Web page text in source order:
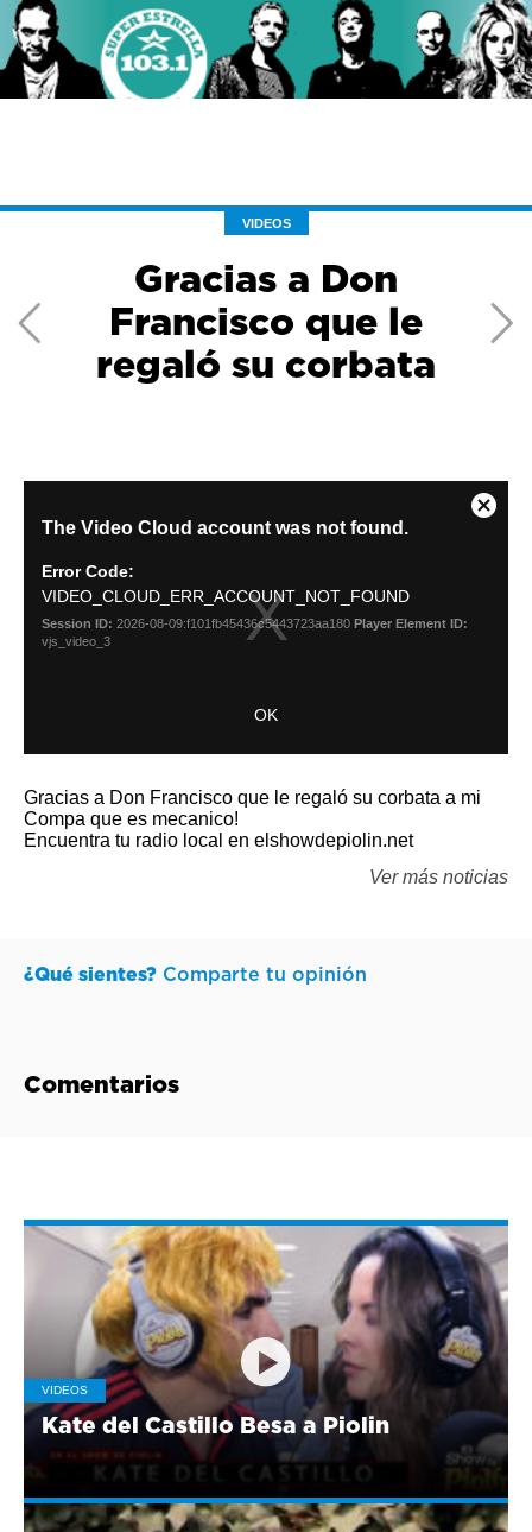
VIDEOS
Previous
Gracias a Don
Francisco que le
regaló su corbata
Gracias a Don Francisco que le regaló su corbata a mi
Compa que es mecanico!
Encuentra tu radio local en elshowdepiolin.net
Ver más noticias
¿Qué sientes? Comparte tu opinión
Comentarios
VIDEOS
Kate del Castillo Besa a Piolin